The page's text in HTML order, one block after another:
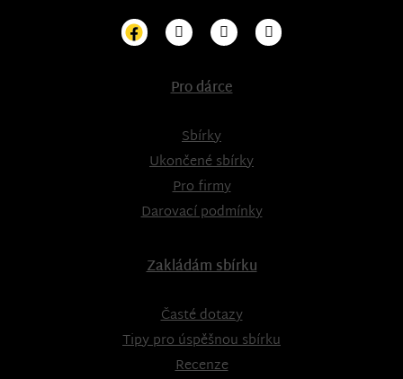
Pro dárce
Sbírky
Ukončené sbírky
Pro firmy
Darovací podmínky
Zakládám sbírku
Časté dotazy
Tipy pro úspěšnou sbírku
Recenze